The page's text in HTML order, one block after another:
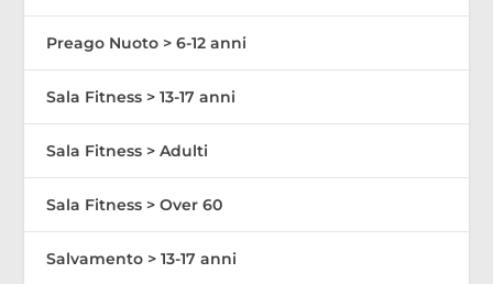
Preago Nuoto > 6-12 anni
Sala Fitness > 13-17 anni
Sala Fitness > Adulti
Sala Fitness > Over 60
Salvamento > 13-17 anni